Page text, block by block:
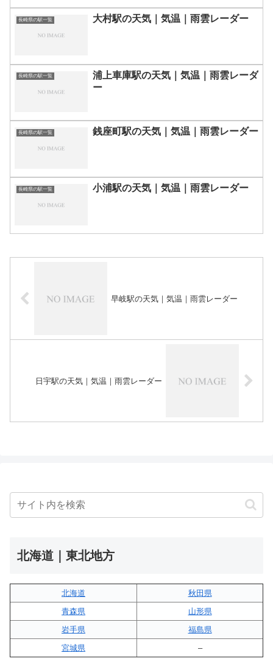
長崎県の駅一覧 大村駅の天気｜気温｜雨雲レーダー
長崎県の駅一覧
浦上車庫駅の天気｜気温｜雨雲レーダ
ー
長崎県の駅一覧 銭座町駅の天気｜気温｜雨雲レーダー
長崎県の駅一覧 小浦駅の天気｜気温｜雨雲レーダー
早岐駅の天気｜気温｜雨雲レーダー
日宇駅の天気｜気温｜雨雲レーダー
北海道｜東北地方
北海道
秋田県
青森県
山形県
岩手県
福島県
宮城県
–